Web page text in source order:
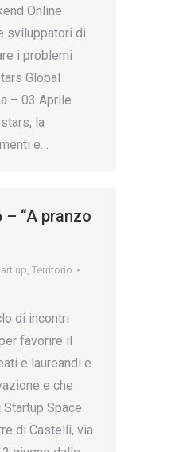
Online
sviluppatori di
i problemi
Global
– 03 Aprile
la
e…
– “A pranzo
up, Territorio
di incontri
favorire il
e laureandi e
e che
Space
di Castelli, via